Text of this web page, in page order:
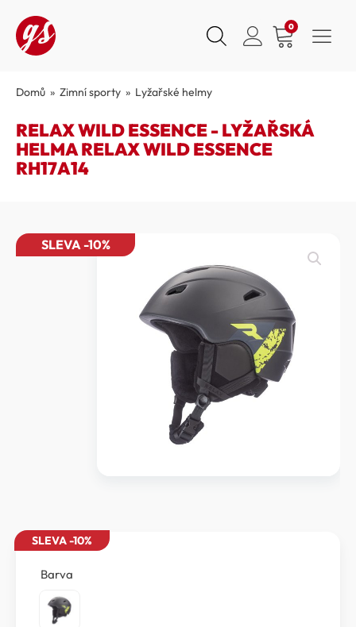
0
Domů » Zimní sporty » Lyžařské helmy
RELAX WILD ESSENCE - LYŽAŘSKÁ
HELMA RELAX WILD ESSENCE
RH17A14
SLEVA -10%
SLEVA -10%
Barva